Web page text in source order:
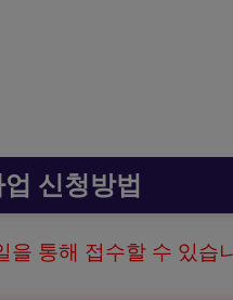
신청방법
을 통해 접수할 수 있습